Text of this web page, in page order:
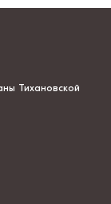
Тихановской